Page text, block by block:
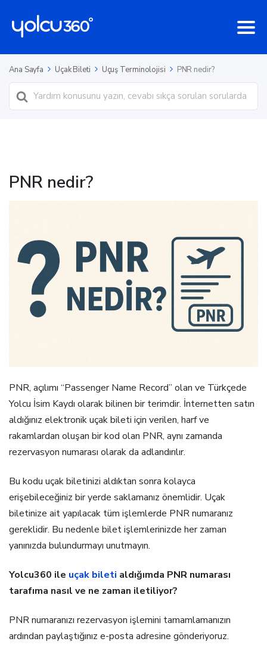
Ana Sayfa Uçak Bileti Uçuş Terminolojisi PNR nedir?
Ara
PNR nedir?
PNR, açılımı “Passenger Name Record” olan ve Türkçede
Yolcu İsim Kaydı olarak bilinen bir terimdir. İnternetten satın
aldığınız elektronik uçak bileti için verilen, harf ve
rakamlardan oluşan bir kod olan PNR, aynı zamanda
rezervasyon numarası olarak da adlandırılır.
Bu kodu uçak biletinizi aldıktan sonra kolayca
erişebileceğiniz bir yerde saklamanız önemlidir. Uçak
biletinize ait yapılacak tüm işlemlerde PNR numaranız
gereklidir. Bu nedenle bilet işlemlerinizde her zaman
yanınızda bulundurmayı unutmayın.
Yolcu360 ile uçak bileti aldığımda PNR numarası
tarafıma nasıl ve ne zaman iletiliyor?
PNR numaranızı rezervasyon işlemini tamamlamanızın
ardından paylaştığınız e-posta adresine gönderiyoruz.